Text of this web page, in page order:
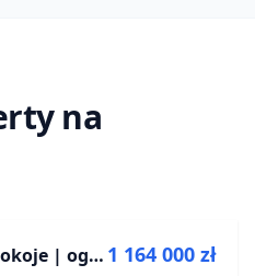
na
Sępolno | 72,8 m² | 3 pokoje | ogródek | po kapitalnym remoncie 1 164 000 zł